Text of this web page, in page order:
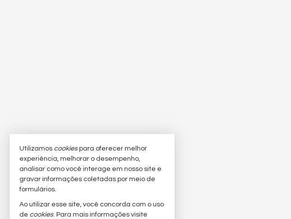
Utilizamos cookiespara oferecer melhor
experiência, melhorar o desempenho,
analisar como você interage em nosso site e
gravar informações coletadas por meio de
formulários.
Ao utilizar esse site, você concorda com o uso
de cookies. Para mais informações visite